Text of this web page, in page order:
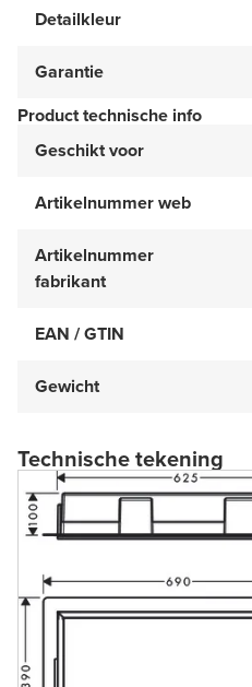
Detailkleur
Garantie
Product technische info
Geschikt voor
Artikelnummer web
Artikelnummer
fabrikant
EAN / GTIN
Gewicht
Technische tekening